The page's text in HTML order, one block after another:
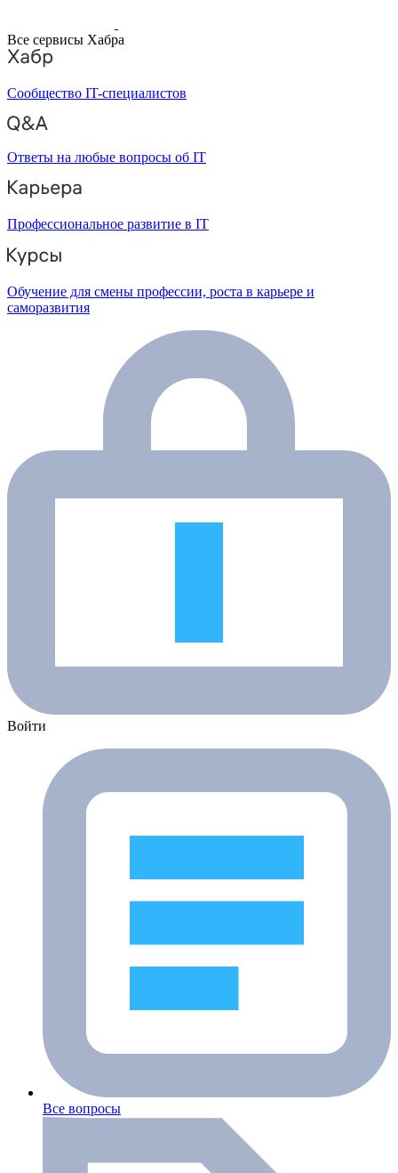
Все сервисы Хабра
Сообщество IT-специалистов
Ответы на любые вопросы об IT
Профессиональное развитие в IT
Обучение для смены профессии, роста в карьере и
саморазвития
Войти
Все вопросы